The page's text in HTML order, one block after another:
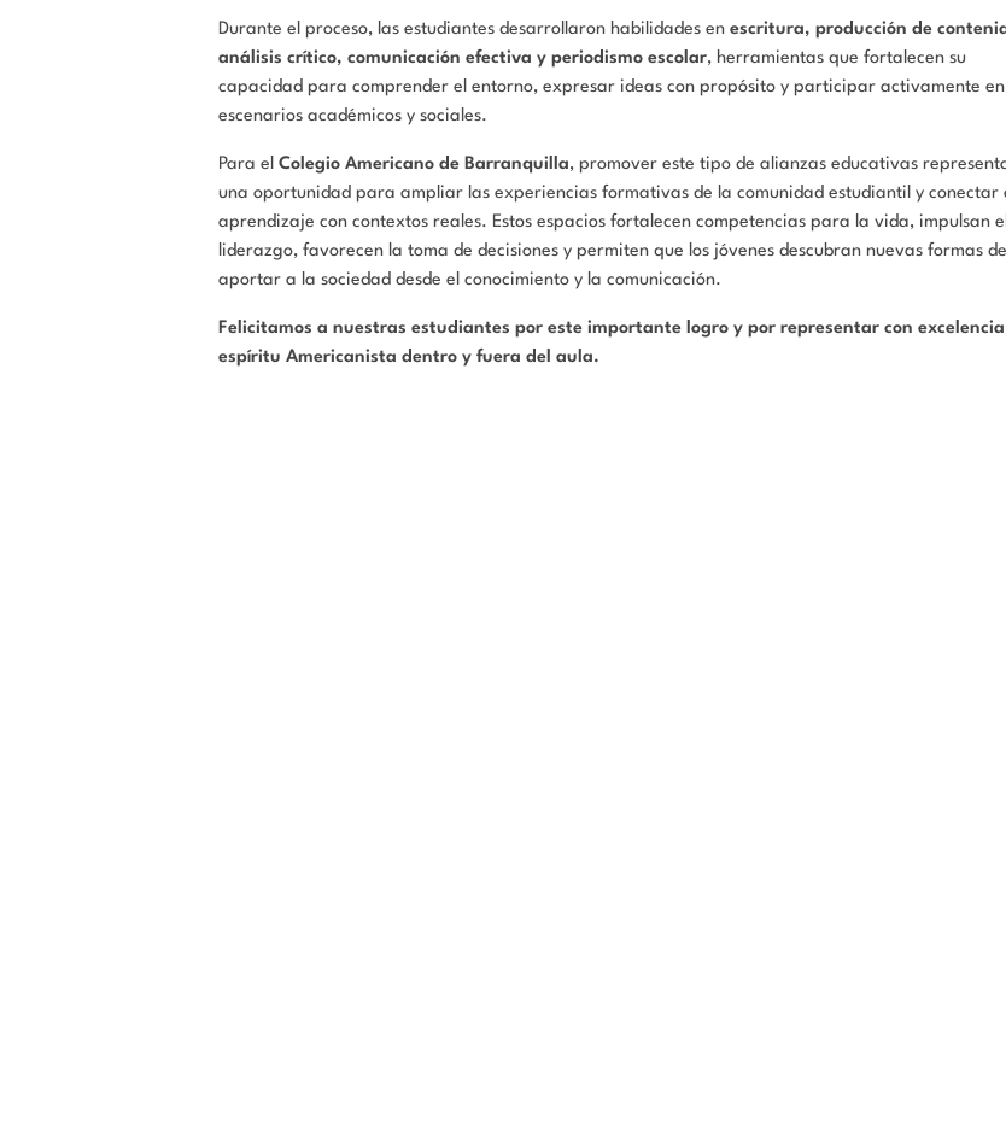
Durante el proceso, las estudiantes desarrollaron habilidades en escritura, producción de
análisis crítico, comunicación efectiva y periodismo escolar, herramientas que fortalecen su
capacidad para comprender el entorno, expresar ideas con propósito y participar activamente en
escenarios académicos y sociales.
Para el Colegio Americano de Barranquilla, promover este tipo de alianzas educativas
una oportunidad para ampliar las experiencias formativas de la comunidad estudiantil y conectar
aprendizaje con contextos reales. Estos espacios fortalecen competencias para la vida, impulsan
liderazgo, favorecen la toma de decisiones y permiten que los jóvenes descubran nuevas formas de
aportar a la sociedad desde el conocimiento y la comunicación.
Felicitamos a nuestras estudiantes por este importante logro y por representar con excelencia
espíritu Americanista dentro y fuera del aula.